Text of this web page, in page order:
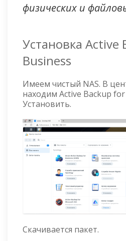
физических и
Установка Active
Business
Имеем чистый NAS. В
находим Active Backup
Установить.
Скачивается пакет.